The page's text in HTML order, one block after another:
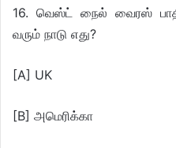
16. வெஸ்ட் நைல் வைரஸ்
வரும் நாடு எது?
[A] UK
[B] அமெரிக்கா